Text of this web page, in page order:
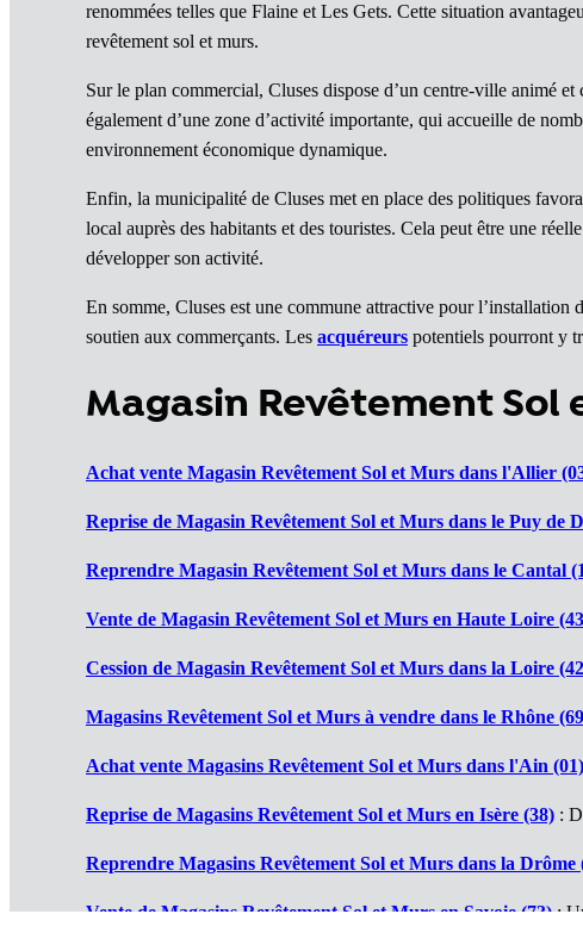
renommées telles que Flaine et Les Gets. Cette situation
revêtement sol et murs.
Sur le plan commercial, Cluses dispose d’un centre-ville animé
également d’une zone d’activité importante, qui accueille de
environnement économique dynamique.
Enfin, la municipalité de Cluses met en place des politiques
local auprès des habitants et des touristes. Cela peut être une
développer son activité.
En somme, Cluses est une commune attractive pour
soutien aux commerçants. Les acquéreurs potentiels pourront y
Magasin Revêtement
Achat vente Magasin Revêtement Sol et Murs dans l'Allier
Reprise de Magasin Revêtement Sol et Murs dans le Puy de
Reprendre Magasin Revêtement Sol et Murs dans le Cantal
Vente de Magasin Revêtement Sol et Murs en Haute Loire
Cession de Magasin Revêtement Sol et Murs dans la Loire
Magasins Revêtement Sol et Murs à vendre dans le Rhône
Achat vente Magasins Revêtement Sol et Murs dans l'Ain (01)
Reprise de Magasins Revêtement Sol et Murs en Isère (38) :
Reprendre Magasins Revêtement Sol et Murs dans la Drôme
Vente de Magasins Revêtement Sol et Murs en Savoie (73):